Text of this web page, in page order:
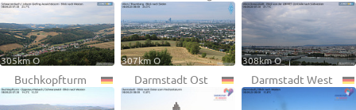
305km O 307km O 308km O
Buchkopfturm Darmstadt Ost Darmstadt West